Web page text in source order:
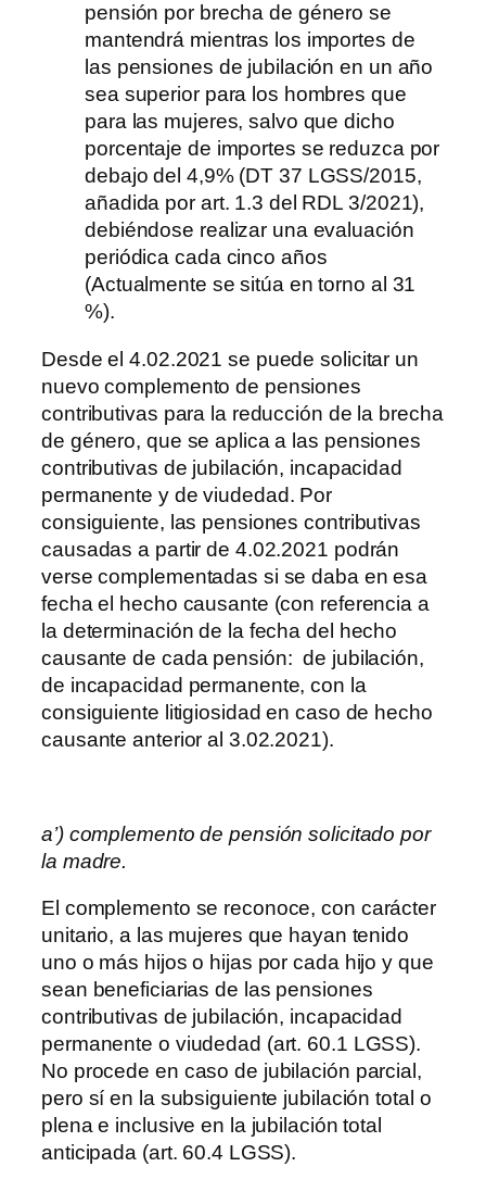
pensión por brecha de género se
mantendrá mientras los importes de
las pensiones de jubilación en un año
sea superior para los hombres que
para las mujeres, salvo que dicho
porcentaje de importes se reduzca por
debajo del 4,9% (DT 37 LGSS/2015,
añadida por art. 1.3 del RDL 3/2021),
debiéndose realizar una evaluación
periódica cada cinco años
(Actualmente se sitúa en torno al 31
%).
Desde el 4.02.2021 se puede solicitar un
nuevo complemento de pensiones
contributivas para la reducción de la brecha
de género, que se aplica a las pensiones
contributivas de jubilación, incapacidad
permanente y de viudedad. Por
consiguiente, las pensiones contributivas
causadas a partir de 4.02.2021 podrán
verse complementadas si se daba en esa
fecha el hecho causante (con referencia a
la determinación de la fecha del hecho
causante de cada pensión: de jubilación,
de incapacidad permanente, con la
consiguiente litigiosidad en caso de hecho
causante anterior al 3.02.2021).
a’) complemento de pensión solicitado por
la madre.
El complemento se reconoce, con carácter
unitario, a las mujeres que hayan tenido
uno o más hijos o hijas por cada hijo y que
sean beneficiarias de las pensiones
contributivas de jubilación, incapacidad
permanente o viudedad (art. 60.1 LGSS).
No procede en caso de jubilación parcial,
pero sí en la subsiguiente jubilación total o
plena e inclusive en la jubilación total
anticipada (art. 60.4 LGSS).